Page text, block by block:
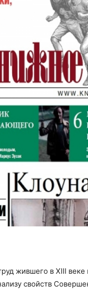
жившего в XIII веке
свойств